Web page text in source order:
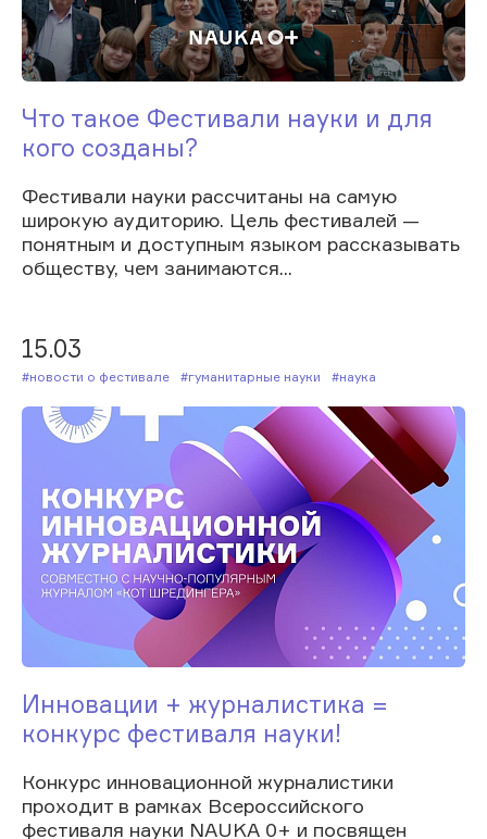
Что такое Фестивали науки и для
кого созданы?
Фестивали науки рассчитаны на самую
широкую аудиторию. Цель фестивалей —
понятным и доступным языком рассказывать
обществу, чем занимаются...
15.03
#Новости о фестивале #Гуманитарные науки #Наука
Инновации + журналистика =
конкурс фестиваля науки!
Конкурс инновационной журналистики
проходит в рамках Всероссийского
фестиваля науки NAUKA 0+ и посвящен